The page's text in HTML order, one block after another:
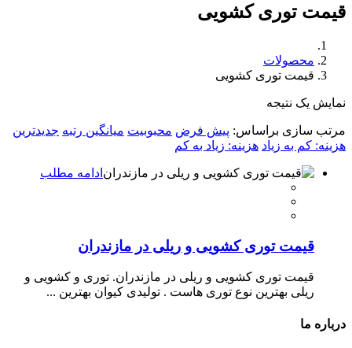
قیمت توری کشویی
محصولات
قیمت توری کشویی
نمایش یک نتیجه
مرتب سازی براساس: پیش فرض محبوبیت میانگین رتبه جدیدترین
هزینه: کم به زیاد هزینه: زیاد به کم
ادامه مطلب
قیمت توری کشویی و ریلی در مازندران
قیمت توری کشویی و ریلی در مازندران. توری و کشویی و
ریلی بهترین نوع توری هاست . تولیدی کیوان بهترین ...
درباره ما